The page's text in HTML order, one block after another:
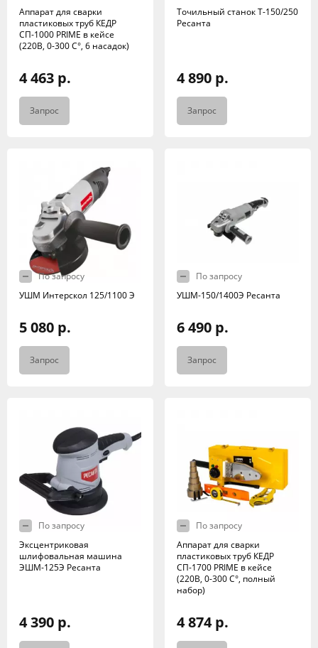
Аппарат для сварки
пластиковых труб КЕДР
СП-1000 PRIME в кейсе
(220В, 0-300 C°, 6 насадок)
4 463 р.
Запрос
Точильный станок Т-150/250
Ресанта
4 890 р.
Запрос
По запросу
УШМ Интерскол 125/1100 Э
5 080 р.
Запрос
По запросу
УШМ-150/1400Э Ресанта
6 490 р.
Запрос
По запросу
Эксцентриковая
шлифовальная машина
ЭШМ-125Э Ресанта
4 390 р.
По запросу
Аппарат для сварки
пластиковых труб КЕДР
СП-1700 PRIME в кейсе
(220В, 0-300 C°, полный
набор)
4 874 р.